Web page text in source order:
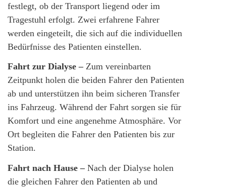
festlegt, ob der Transport liegend oder im
Tragestuhl erfolgt. Zwei erfahrene Fahrer
werden eingeteilt, die sich auf die individuellen
Bedürfnisse des Patienten einstellen.
Fahrt zur Dialyse – Zum vereinbarten
Zeitpunkt holen die beiden Fahrer den Patienten
ab und unterstützen ihn beim sicheren Transfer
ins Fahrzeug. Während der Fahrt sorgen sie für
Komfort und eine angenehme Atmosphäre. Vor
Ort begleiten die Fahrer den Patienten bis zur
Station.
Fahrt nach Hause – Nach der Dialyse holen
die gleichen Fahrer den Patienten ab und